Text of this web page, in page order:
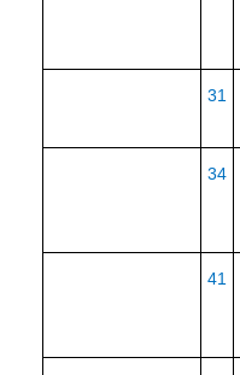
31
34
41